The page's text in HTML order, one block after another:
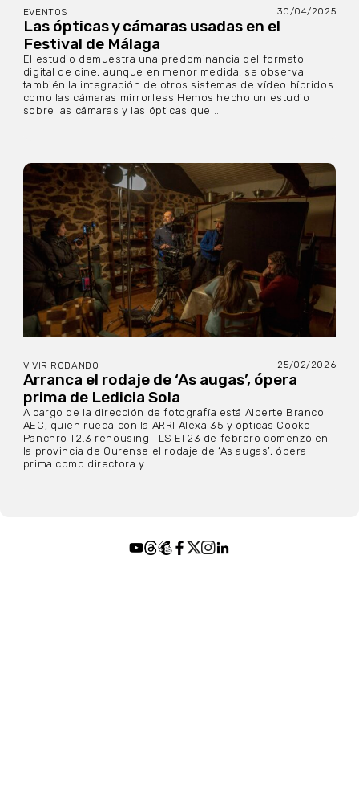
EVENTOS 30/04/2025
Las ópticas y cámaras usadas en el
Festival de Málaga
El estudio demuestra una predominancia del formato
digital de cine, aunque en menor medida, se observa
también la integración de otros sistemas de vídeo híbridos
como las cámaras mirrorless Hemos hecho un estudio
sobre las cámaras y las ópticas que...
VIVIR RODANDO 25/02/2026
Arranca el rodaje de ‘As augas’, ópera
prima de Ledicia Sola
A cargo de la dirección de fotografía está Alberte Branco
AEC, quien rueda con la ARRI Alexa 35 y ópticas Cooke
Panchro T2.3 rehousing TLS El 23 de febrero comenzó en
la provincia de Ourense el rodaje de ‘As augas’, ópera
prima como directora y...